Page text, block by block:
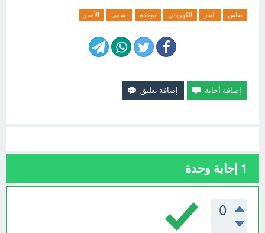
يقاس التيار الكهربائي بوحدة تسمى الأمبير
1 إجابة وحدة
0